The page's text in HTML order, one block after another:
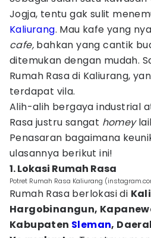
Jogja, tentu gak sulit
Kaliurang. Mau kafe yang
cafe, bahkan yang cantik
ditemukan dengan mudah.
Rumah Rasa di Kaliurang,
terdapat vila.
Alih-alih bergaya industrial
Rasa justru sangat homey
Penasaran bagaimana
ulasannya berikut ini!
1. Lokasi Rumah Rasa
Potret Rumah Rasa Kaliurang
Rumah Rasa berlokasi di
Hargobinangun,
Kabupaten Sleman,